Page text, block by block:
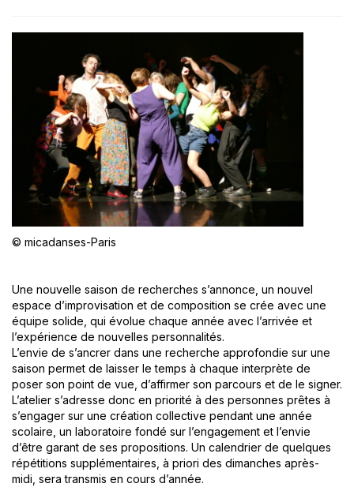
© micadanses-Paris
Une nouvelle saison de recherches s’annonce, un nouvel
espace d’improvisation et de composition se crée avec une
équipe solide, qui évolue chaque année avec l’arrivée et
l’expérience de nouvelles personnalités.
L’envie de s’ancrer dans une recherche approfondie sur une
saison permet de laisser le temps à chaque interprète de
poser son point de vue, d’affirmer son parcours et de le signer.
L’atelier s’adresse donc en priorité à des personnes prêtes à
s’engager sur une création collective pendant une année
scolaire, un laboratoire fondé sur l’engagement et l’envie
d’être garant de ses propositions. Un calendrier de quelques
répétitions supplémentaires, à priori des dimanches après-
midi, sera transmis en cours d’année.